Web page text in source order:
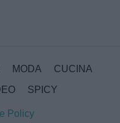
MODA
CUCINA
SPICY
Policy